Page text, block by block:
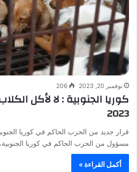
نوفمبر 20, 2023 206
كوريا الجنوبية : لا لأكل
2023
قرار جديد من الحزب الحاكم في كوريا
مسؤول من الحزب الحاكم في كوريا الجنوبية،
أكمل القراءة »